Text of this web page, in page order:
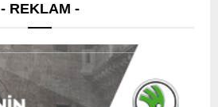
- REKLAM -